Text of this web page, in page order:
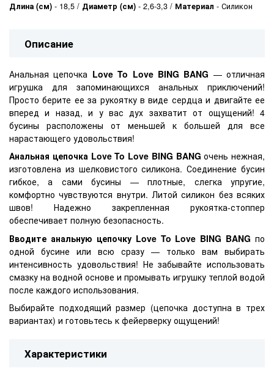
Длина (см) - 18,5 Диаметр (см) - 2,6-3,3 Материал - Силикон
Описание
Анальная цепочка Love To Love BING BANG — отличная
игрушка для запоминающихся анальных приключений!
Просто берите ее за рукоятку в виде сердца и двигайте ее
вперед и назад, и у вас дух захватит от ощущений! 4
бусины расположены от меньшей к большей для все
нарастающего удовольствия!
Анальная цепочка Love To Love BING BANG очень нежная,
изготовлена из шелковистого силикона. Соединение бусин
гибкое, а сами бусины — плотные, слегка упругие,
комфортно чувствуются внутри. Литой силикон без всяких
швов! Надежно закрепленная рукоятка-стоппер
обеспечивает полную безопасность.
Вводите анальную цепочку Love To Love BING BANG по
одной бусине или всю сразу — только вам выбирать
интенсивность удовольствия! Не забывайте использовать
смазку на водной основе и промывать игрушку теплой водой
после каждого использования.
Выбирайте подходящий размер (цепочка доступна в трех
вариантах) и готовьтесь к фейерверку ощущений!
Характеристики